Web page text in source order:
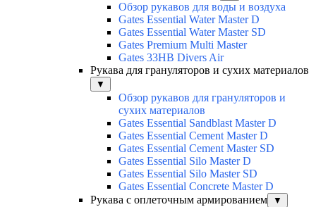
Обзор рукавов для воды и воздуха
Gates Essential Water Master D
Gates Essential Water Master SD
Gates Premium Multi Master
Gates 33HB Divers Air
Рукава для грануляторов и сухих материалов
▼
Обзор рукавов для грануляторов и
сухих материалов
Gates Essential Sandblast Master D
Gates Essential Cement Master D
Gates Essential Cement Master SD
Gates Essential Silo Master D
Gates Essential Silo Master SD
Gates Essential Concrete Master D
Рукава с оплеточным армированием
▼